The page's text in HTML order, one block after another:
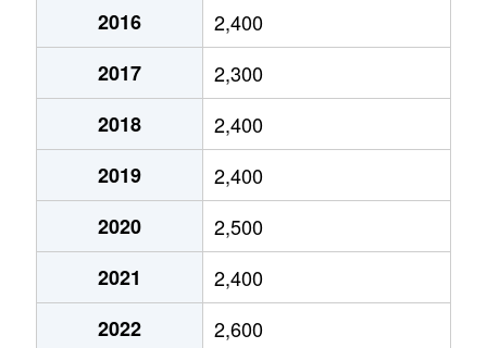
3,100万円
6,400万円
1,900万円
2,400万円
5,400万円
6,500万円
石川町
5,900万円
2016
2,400
2017
2,300
2018
2,400
2019
2,400
2020
2,500
2021
2,400
2022
2,600